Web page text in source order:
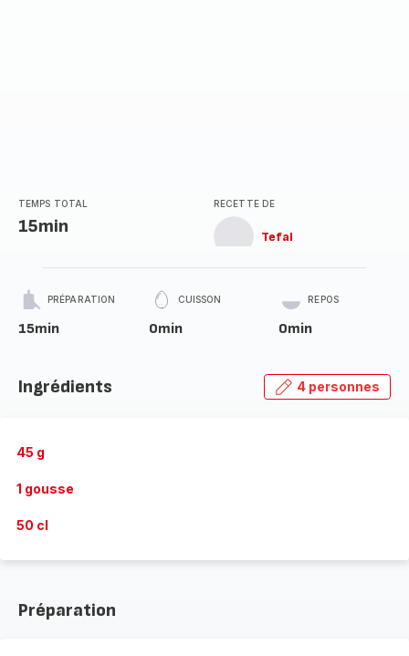
TEMPS TOTAL
15min
RECETTE DE
Tefal
PRÉPARATION
15min
CUISSON
0min
REPOS
0min
Ingrédients 4 personnes
45 g
1 gousse
50 cl
Préparation